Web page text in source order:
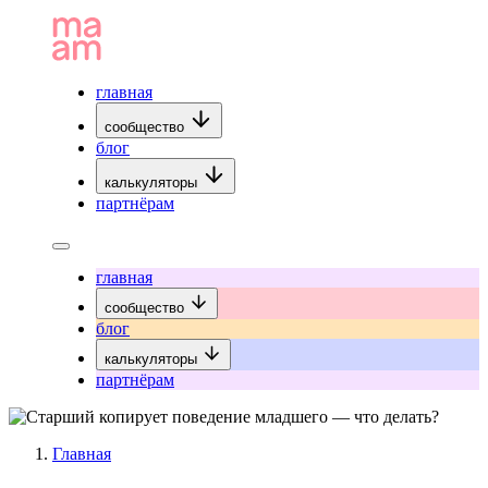
главная
сообщество
блог
калькуляторы
партнёрам
главная
сообщество
блог
калькуляторы
партнёрам
Главная